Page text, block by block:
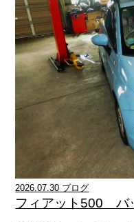
2026.07.30 ブログ
フィアット500 バ